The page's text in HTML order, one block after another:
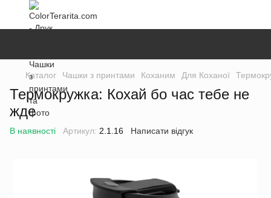
Каталог Чашки з принтами Коханим Для Коханої
Термокружка: Кохай бо час тебе не
жде
В наявності Артикул: 2.1.16 Написати відгук